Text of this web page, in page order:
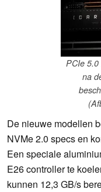
PCIe
na
De nieuwe modellen
NVMe 2.0 specs en
Een speciale
E26 controller te
kunnen 12,3 GB/s